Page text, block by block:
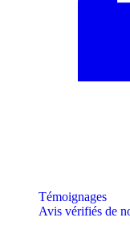
Témoignages
Avis vérifiés de